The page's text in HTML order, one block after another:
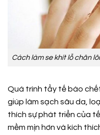
Cách làm se khít lỗ chân
Quá trình tẩy tế bào
giúp làm sạch sâu da,
thích sự phát triển của
mềm mịn hơn và kích